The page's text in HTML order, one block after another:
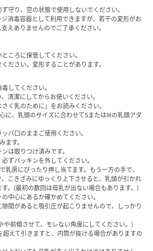
守り、空の状態で使用しないでください。
ジ消毒容器として利用できますが、若干の変形がお
えありませんのでご了承ください。
ころに保管してください。
ださい。変形することがあります。
してください。
清潔にしてからお使いください。
く乳のために」をお読みください。
に、乳頭のサイズに合わせてSまたはMの乳頭アダ
パ口のままご使用ください。
ます。
は取りつけ済みです。
ずパッキンを外してください。
乳房にぴったり押し当てます。もう一方の手で、
こきざみにゆっくり上下させると、乳頭が引かれ
。(最初の数回は母乳が出ない場合もあります。)
中心にあるか確かめてください。
間があると吸引圧が起こりませんので、しっかり
や前傾させて、モレない角度にしてください。)
えて引きますと、内筒が抜ける場合がありますの